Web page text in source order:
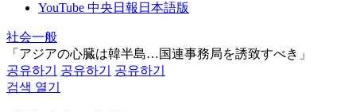
YouTube 中央日報日本語版
社会一般
「アジアの心臓は韓半島…国連事務局を誘致すべき」
공유하기
공유하기
공유하기
검색 열기